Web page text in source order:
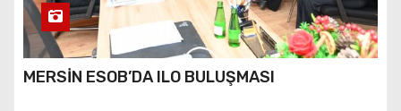
MERSİN ESOB’DA ILO BULUŞMASI